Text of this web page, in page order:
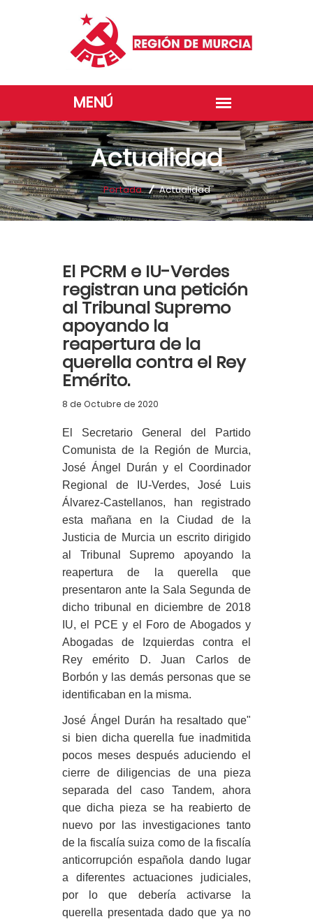
Actualidad
Portada Actualidad
El PCRM e IU-Verdes
registran una petición
al Tribunal Supremo
apoyando la
reapertura de la
querella contra el Rey
Emérito.
8 de Octubre de 2020
El Secretario General del Partido
Comunista de la Región de Murcia,
José Ángel Durán y el Coordinador
Regional de IU-Verdes, José Luis
Álvarez-Castellanos, han registrado
esta mañana en la Ciudad de la
Justicia de Murcia un escrito dirigido
al Tribunal Supremo apoyando la
reapertura de la querella que
presentaron ante la Sala Segunda de
dicho tribunal en diciembre de 2018
IU, el PCE y el Foro de Abogados y
Abogadas de Izquierdas contra el
Rey emérito D. Juan Carlos de
Borbón y las demás personas que se
identificaban en la misma.
José Ángel Durán ha resaltado que"
si bien dicha querella fue inadmitida
pocos meses después aduciendo el
cierre de diligencias de una pieza
separada del caso Tandem, ahora
que dicha pieza se ha reabierto de
nuevo por las investigaciones tanto
de la fiscalía suiza como de la fiscalía
anticorrupción española dando lugar
a diferentes actuaciones judiciales,
por lo que debería activarse la
querella presentada dado que ya no